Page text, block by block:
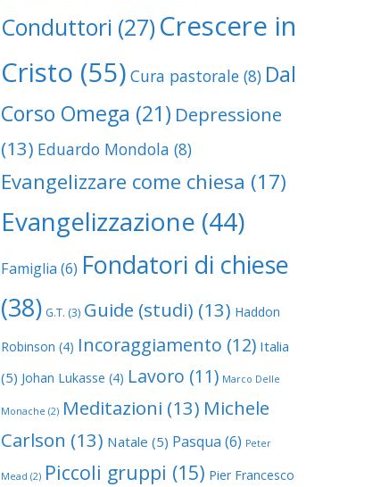
Conduttori (27) Crescere in
Cristo (55) Cura pastorale (8) Dal
Corso Omega (21) Depressione
(13) Eduardo Mondola (8)
Evangelizzare come chiesa (17)
Evangelizzazione (44)
Famiglia (6) Fondatori di chiese
(38) G.T. (3) Guide (studi) (13) Haddon
Robinson (4) Incoraggiamento (12) Italia
(5) Johan Lukasse (4) Lavoro (11) Marco Delle
Monache (2) Meditazioni (13) Michele
Carlson (13) Natale (5) Pasqua (6) Peter
Mead (2) Piccoli gruppi (15) Pier Francesco